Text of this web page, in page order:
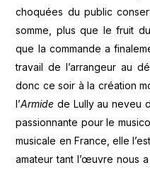
choquées du public
somme, plus que le fruit
que la commande a
travail de l’arrangeur au
donc ce soir à la création
l’Armide de Lully au neveu
passionnante pour le
musicale en France, elle
amateur tant l’œuvre nous